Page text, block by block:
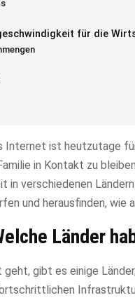
für die
Internet ist heutzutage
in Kontakt zu
verschiedenen
und herausfinden, wie
Länder
gibt es einige